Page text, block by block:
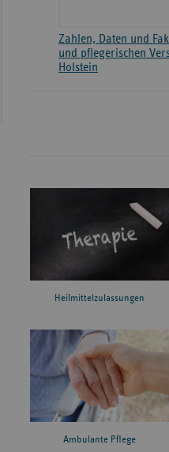
Zahlen, Daten und
und pflegerischen
Holstein
Heilmittelzulassungen
Ambulante Pflege